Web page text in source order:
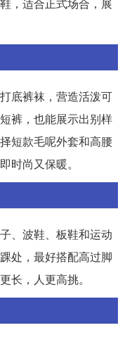
底裤袜，营造活泼可
裤，也能展示出别样
短款毛呢外套和高腰
时尚又保暖。
、波鞋、板鞋和运动
处，最好搭配高过脚
长，人更高挑。